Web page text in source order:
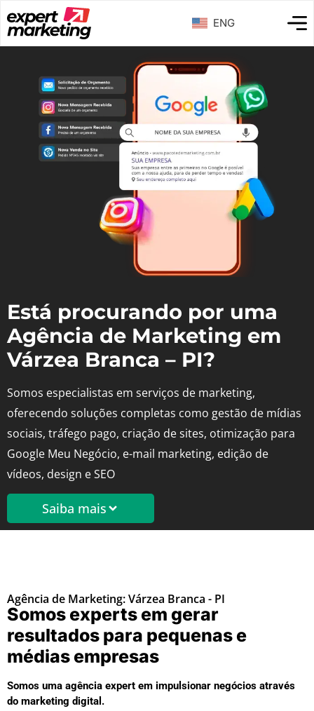
ENG
Está procurando por uma
Agência de Marketing em
Várzea Branca – PI?
Somos especialistas em serviços de marketing,
oferecendo soluções completas como gestão de mídias
sociais, tráfego pago, criação de sites, otimização para
Google Meu Negócio, e-mail marketing, edição de
vídeos, design e SEO
Saiba mais
Agência de Marketing: Várzea Branca - PI
Somos experts em gerar
resultados para pequenas e
médias empresas
Somos uma agência expert em impulsionar negócios através
do marketing digital.